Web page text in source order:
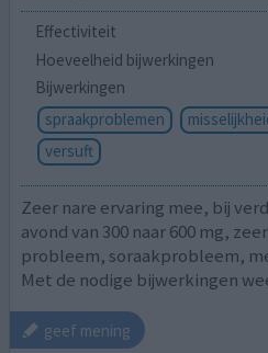
Effectiviteit
Hoeveelheid bijwerkingen
Bijwerkingen
spraakproblemen
versuft
Zeer nare ervaring mee, bij
avond van 300 naar 600 mg,
probleem, soraakprobleem,
Met de nodige bijwerkingen
geef mening